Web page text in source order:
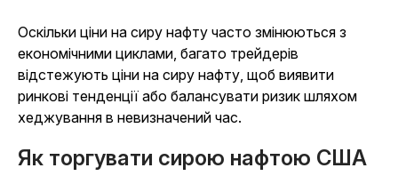
Оскільки ціни на сиру нафту часто змінюються з
економічними циклами, багато трейдерів
відстежують ціни на сиру нафту, щоб виявити
ринкові тенденції або балансувати ризик шляхом
хеджування в невизначений час.
Як торгувати сирою нафтою США